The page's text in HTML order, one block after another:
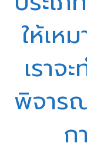
ให้เห
เราจ
พิจาร
ก